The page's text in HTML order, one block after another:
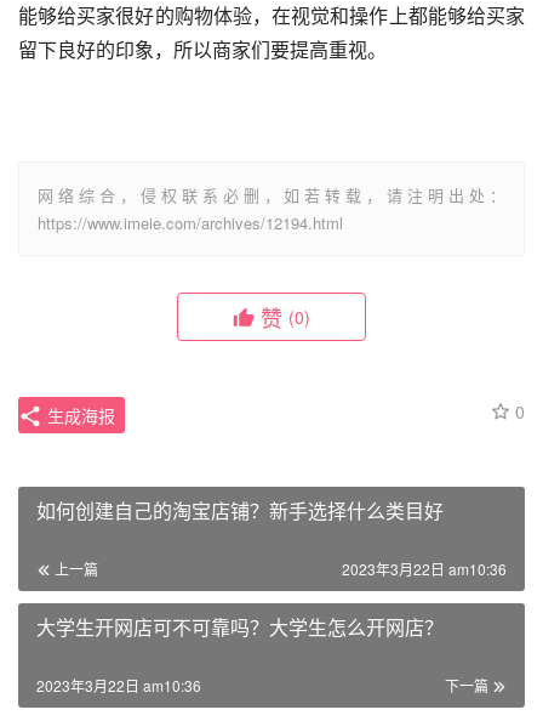
能够给买家很好的购物体验，在视觉和操作上都能够给买家
留下良好的印象，所以商家们要提高重视。
网络综合，侵权联系必删，如若转载，请注明出处：
https://www.imeie.com/archives/12194.html
赞 (0)
0
生成海报
如何创建自己的淘宝店铺？新手选择什么类目好
上一篇 2023年3月22日 am10:36
大学生开网店可不可靠吗？大学生怎么开网店？
下一篇
2023年3月22日 am10:36